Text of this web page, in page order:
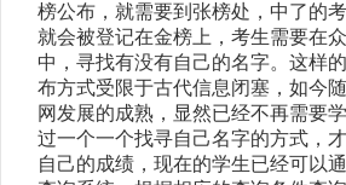
榜公布，就需要到张榜处，中了的
就会被登记在金榜上，考生需要在
中，寻找有没有自己的名字。这样
布方式受限于古代信息闭塞，如今
网发展的成熟，显然已经不再需要
过一个一个找寻自己名字的方式，
自己的成绩，现在的学生已经可以